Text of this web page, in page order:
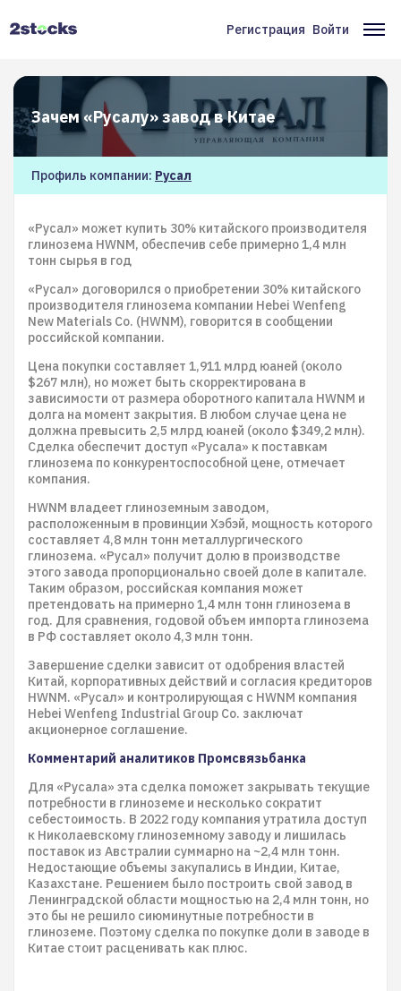
Меню
учётной
записи
пользователя
Регистрация Войти
Зачем «Русалу» завод в Китае
Профиль компании: Русал
«Русал» может купить 30% китайского производителя
глинозема HWNM, обеспечив себе примерно 1,4 млн
тонн сырья в год
«Русал» договорился о приобретении 30% китайского
производителя глинозема компании Hebei Wenfeng
New Materials Co. (HWNM), говорится в сообщении
российской компании.
Цена покупки составляет 1,911 млрд юаней (около
$267 млн), но может быть скорректирована в
зависимости от размера оборотного капитала HWNM и
долга на момент закрытия. В любом случае цена не
должна превысить 2,5 млрд юаней (около $349,2 млн).
Сделка обеспечит доступ «Русала» к поставкам
глинозема по конкурентоспособной цене, отмечает
компания.
HWNM владеет глиноземным заводом,
расположенным в провинции Хэбэй, мощность которого
составляет 4,8 млн тонн металлургического
глинозема. «Русал» получит долю в производстве
этого завода пропорционально своей доле в капитале.
Таким образом, российская компания может
претендовать на примерно 1,4 млн тонн глинозема в
год. Для сравнения, годовой объем импорта глинозема
в РФ составляет около 4,3 млн тонн.
Завершение сделки зависит от одобрения властей
Китай, корпоративных действий и согласия кредиторов
HWNM. «Русал» и контролирующая с HWNM компания
Hebei Wenfeng Industrial Group Co. заключат
акционерное соглашение.
Комментарий аналитиков Промсвязьбанка
Для «Русала» эта сделка поможет закрывать текущие
потребности в глиноземе и несколько сократит
себестоимость. В 2022 году компания утратила доступ
к Николаевскому глиноземному заводу и лишилась
поставок из Австралии суммарно на ~2,4 млн тонн.
Недостающие объемы закупались в Индии, Китае,
Казахстане. Решением было построить свой завод в
Ленинградской области мощностью на 2,4 млн тонн, но
это бы не решило сиюминутные потребности в
глиноземе. Поэтому сделка по покупке доли в заводе в
Китае стоит расценивать как плюс.